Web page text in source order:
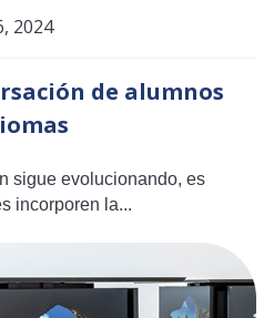
2024
de alumnos
sigue evolucionando, es
incorporen la...